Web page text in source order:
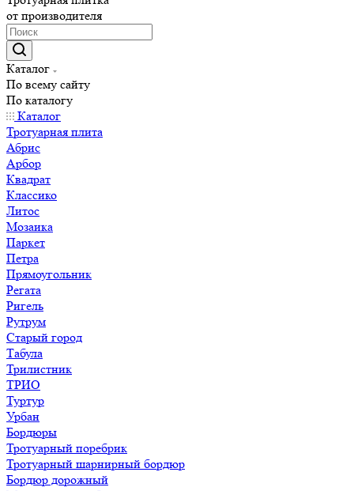
от производителя
Каталог
По всему сайту
По каталогу
Каталог
Тротуарная плита
Абрис
Арбор
Квадрат
Классико
Литос
Мозаика
Паркет
Петра
Прямоугольник
Регата
Ригель
Рутрум
Старый город
Табула
Трилистник
ТРИО
Туртур
Урбан
Бордюры
Тротуарный поребрик
Тротуарный шарнирный бордюр
Бордюр дорожный